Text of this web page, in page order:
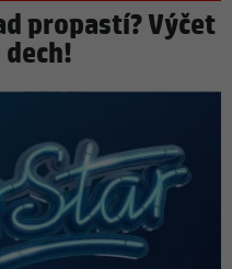
propastí? Výčet